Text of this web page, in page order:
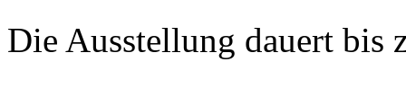
Die Ausstellung dauert bis